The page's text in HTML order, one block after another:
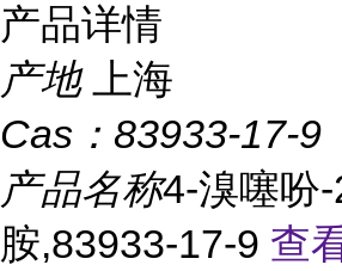
产品详情
产地
上海
Cas： 83933-17-9
产品名称4-溴噻吩
胺,83933-17-9 查